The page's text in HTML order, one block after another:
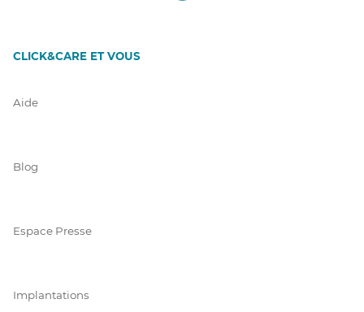
CLICK&CARE ET VOUS
Aide
Blog
Espace Presse
Implantations